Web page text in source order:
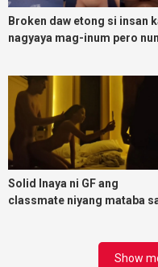
Broken daw etong si insan
nagyaya mag-inum pero nun
Solid Inaya ni GF ang
classmate niyang mataba
Show